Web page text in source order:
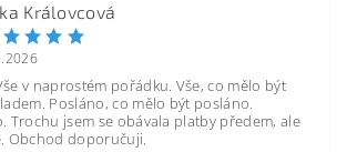
Královcová
v naprostém pořádku. Vše, co mělo být
Posláno, co mělo být posláno.
Trochu jsem se obávala platby předem, ale
Obchod doporučuji.